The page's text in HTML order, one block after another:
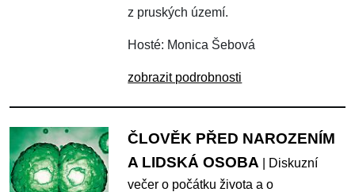
z pruských území.
Hosté: Monica Šebová
zobrazit podrobnosti
ČLOVĚK PŘED NAROZENÍM
A LIDSKÁ OSOBA | Diskuzní
večer o počátku života a o